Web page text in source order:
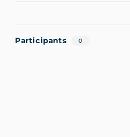
Participants 0